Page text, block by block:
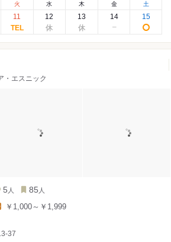
火
11
水
12
木
13
金
14
土
15
・エスニック
5 人 85 人
￥1,000～￥1,999
37